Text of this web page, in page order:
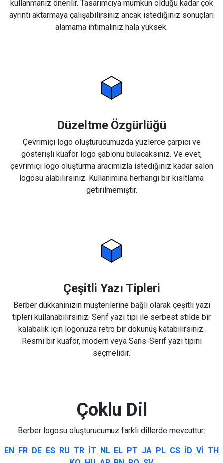
kullanmanız önerilir. Tasarımcıya mümkün olduğu kadar çok
ayrıntı aktarmaya çalışabilirsiniz ancak istediğiniz sonuçları
alamama ihtimaliniz hala yüksek.
Düzeltme Özgürlüğü
Çevrimiçi logo oluşturucumuzda yüzlerce çarpıcı ve
gösterişli kuaför logo şablonu bulacaksınız. Ve evet,
çevrimiçi logo oluşturma aracımızla istediğiniz kadar salon
logosu alabilirsiniz. Kullanımına herhangi bir kısıtlama
getirilmemiştir.
Çeşitli Yazı Tipleri
Berber dükkanınızın müşterilerine bağlı olarak çeşitli yazı
tipleri kullanabilirsiniz. Serif yazı tipi ile serbest stilde bir
kalabalık için logonuza retro bir dokunuş katabilirsiniz.
Resmi bir kuaför, modern veya Sans-Serif yazı tipini
seçmelidir.
Çoklu Dil
Berber logosu oluşturucumuz farklı dillerde mevcuttur:
EN FR DE ES RU TR IT NL EL PT JA PL CS ID VI TH